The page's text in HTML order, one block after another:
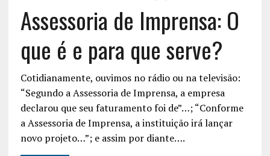
Assessoria de Imprensa: O
que é e para que serve?
Cotidianamente, ouvimos no rádio ou na televisão:
“Segundo a Assessoria de Imprensa, a empresa
declarou que seu faturamento foi de”…; “Conforme
a Assessoria de Imprensa, a instituição irá lançar
novo projeto…”; e assim por diante….